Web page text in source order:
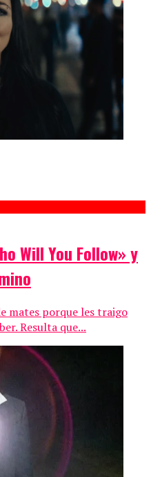
Will You Follow» y
mates porque les traigo
Resulta que...